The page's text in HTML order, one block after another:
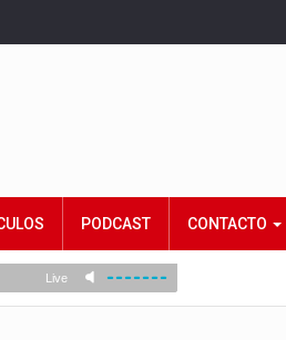
PODCAST CONTACTO